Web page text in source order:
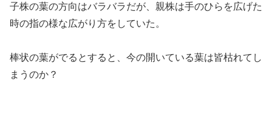
子株の葉の方向はバラバラだが、親株は手のひらを広げた
時の指の様な広がり方をしていた。
棒状の葉がでるとすると、今の開いている葉は皆枯れてし
まうのか？